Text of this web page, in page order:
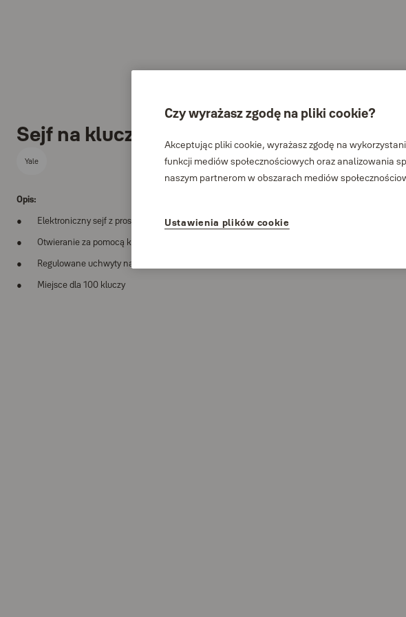
Sejf na klucze 100 haków YKB/550/DB1
Yale
Opis:
Elektroniczny sejf z prostą w obsłudze i programowaniu klawiaturą
Otwieranie za pomocą kodu cyfrowego lub klucza
Regulowane uchwyty na klucze z systemem oznaczeń
Miejsce dla 100 kluczy
Czy wyrażasz zgodę na pliki cookie?
Akceptując pliki cookie, wyrażasz zgodę na
funkcji mediów społecznościowych oraz analizowania
naszym partnerom w obszarach mediów
Ustawienia plików cookie